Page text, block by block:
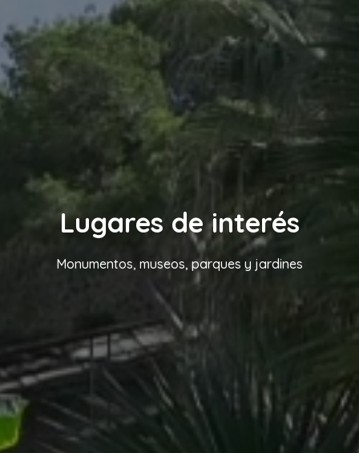
Lugares de interés
Monumentos, museos, parques y jardines